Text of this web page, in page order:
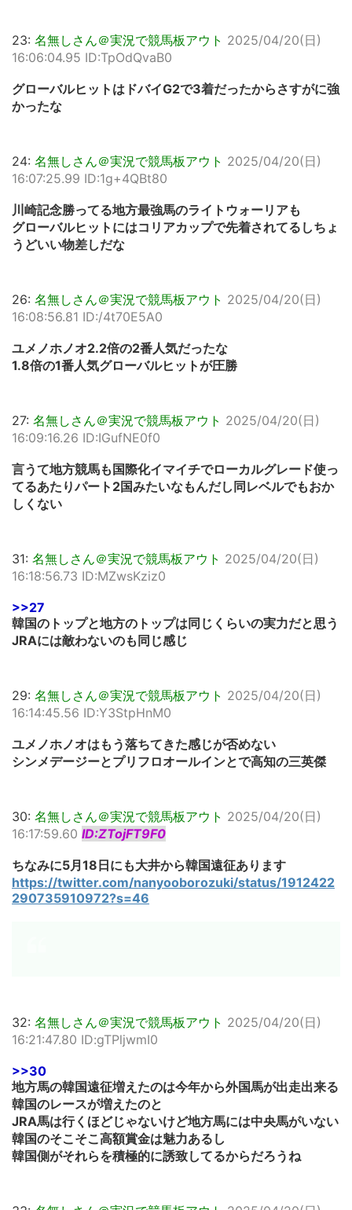
23: 名無しさん＠実況で競馬板アウト 2025/04/20(日)
16:06:04.95 ID:TpOdQvaB0
グローバルヒットはドバイG2で3着だったからさすがに強
かったな
24: 名無しさん＠実況で競馬板アウト 2025/04/20(日)
16:07:25.99 ID:1g+4QBt80
川崎記念勝ってる地方最強馬のライトウォーリアも
グローバルヒットにはコリアカップで先着されてるしちょ
うどいい物差しだな
26: 名無しさん＠実況で競馬板アウト 2025/04/20(日)
16:08:56.81 ID:/4t70E5A0
ユメノホノオ2.2倍の2番人気だったな
1.8倍の1番人気グローバルヒットが圧勝
27: 名無しさん＠実況で競馬板アウト 2025/04/20(日)
16:09:16.26 ID:IGufNE0f0
言うて地方競馬も国際化イマイチでローカルグレード使っ
てるあたりパート2国みたいなもんだし同レベルでもおか
しくない
31: 名無しさん＠実況で競馬板アウト 2025/04/20(日)
16:18:56.73 ID:MZwsKziz0
>>27
韓国のトップと地方のトップは同じくらいの実力だと思う
JRAには敵わないのも同じ感じ
29: 名無しさん＠実況で競馬板アウト 2025/04/20(日)
16:14:45.56 ID:Y3StpHnM0
ユメノホノオはもう落ちてきた感じが否めない
シンメデージーとプリフロオールインとで高知の三英傑
30: 名無しさん＠実況で競馬板アウト 2025/04/20(日)
16:17:59.60 ID:ZTojFT9F0
ちなみに5月18日にも大井から韓国遠征あります
https://twitter.com/nanyooborozuki/status/1912422
290735910972?s=46
32: 名無しさん＠実況で競馬板アウト 2025/04/20(日)
16:21:47.80 ID:gTPljwmI0
>>30
地方馬の韓国遠征増えたのは今年から外国馬が出走出来る
韓国のレースが増えたのと
JRA馬は行くほどじゃないけど地方馬には中央馬がいない
韓国のそこそこ高額賞金は魅力あるし
韓国側がそれらを積極的に誘致してるからだろうね